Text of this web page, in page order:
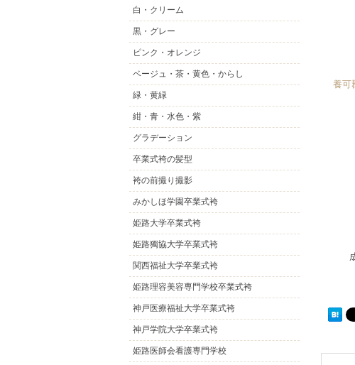
養可
白・クリーム
黒・グレー
ピンク・オレンジ
ベージュ・茶・黄色・からし
緑・黄緑
紺・青・水色・紫
グラデーション
卒業式袴の髪型
袴の前撮り撮影
みかしほ学園卒業式袴
姫路大学卒業式袴
姫路獨協大学卒業式袴
関西福祉大学卒業式袴
姫路理容美容専門学校卒業式袴
神戸医療福祉大学卒業式袴
神戸学院大学卒業式袴
姫路医師会看護専門学校